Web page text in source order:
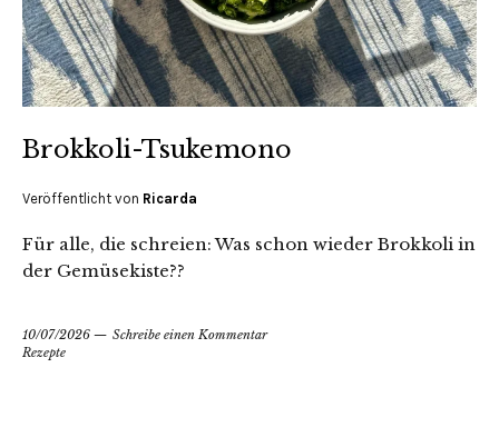
Brokkoli-Tsukemono
Veröffentlicht von Ricarda
Für alle, die schreien: Was schon wieder Brokkoli in
der Gemüsekiste??
10/07/2026
Schreibe einen Kommentar
Rezepte